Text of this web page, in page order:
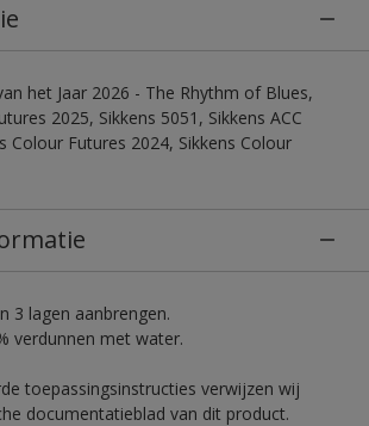
het Jaar 2026 - The Rhythm of Blues,
2025, Sikkens 5051, Sikkens ACC
Colour Futures 2024, Sikkens Colour
3 lagen aanbrengen.
verdunnen met water.
toepassingsinstructies verwijzen wij
documentatieblad van dit product.